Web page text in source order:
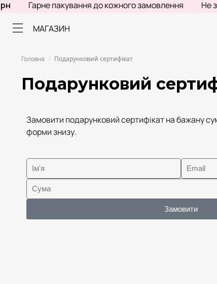
Гарне пакування до кожного замовлення Не
МАГАЗИН
Головна / Подарунковий сертифікат
Подарунковий
Замовити подарунковий сертифікат на бажану
форми знизу.
Замовити